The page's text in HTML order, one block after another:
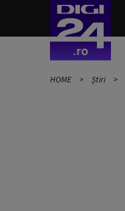
HOME Știri